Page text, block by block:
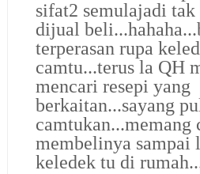
sifat2 semulajadi tak
dijual
terperasan rupa
camtu...terus la QH
mencari resepi yang
berkaitan...sayang
camtukan...memang
membelinya sampai
keledek tu di